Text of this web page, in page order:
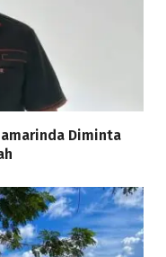
Diminta